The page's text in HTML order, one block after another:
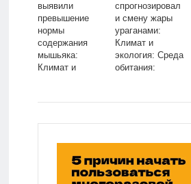
выявили
превышение
нормы
содержания
мышьяка:
Климат и
Lenta.ru
спрогнозировал
и смену жары
ураганами:
Климат и
экология: Среда
обитания: